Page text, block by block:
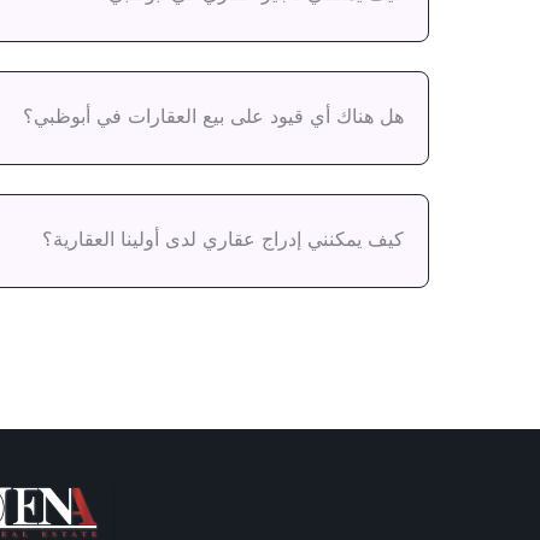
هل هناك أي قيود على بيع العقارات في أبوظبي؟
كيف يمكنني إدراج عقاري لدى أولينا العقارية؟